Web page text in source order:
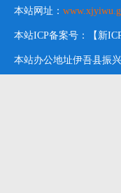
本站网址：
本站ICP备案号：【新
本站办公地址伊吾县振